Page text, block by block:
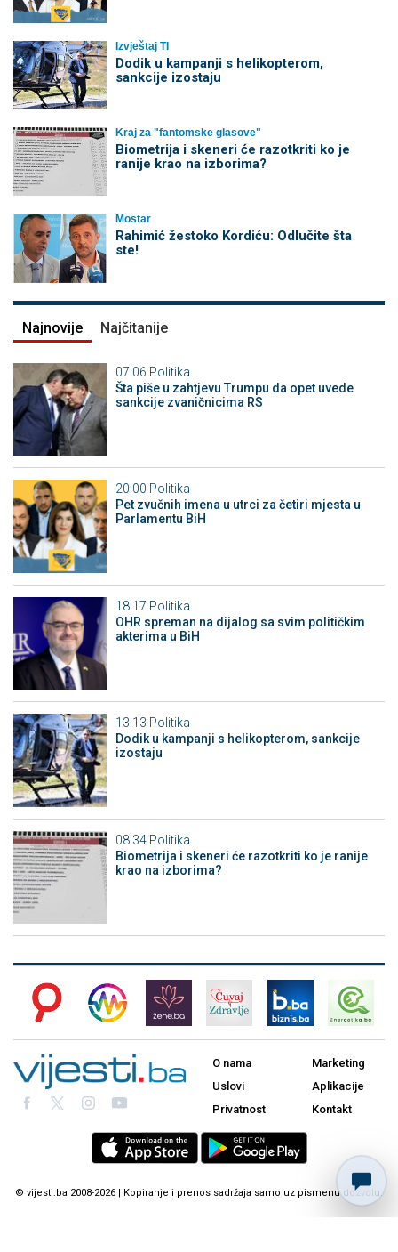
Izvještaj TI
Dodik u kampanji s helikopterom,
sankcije izostaju
Kraj za "fantomske glasove"
Biometrija i skeneri će razotkriti ko je
ranije krao na izborima?
Mostar
Rahimić žestoko Kordiću: Odlučite šta
ste!
Najnovije Najčitanije
07:06 Politika
Šta piše u zahtjevu Trumpu da opet uvede
sankcije zvaničnicima RS
20:00 Politika
Pet zvučnih imena u utrci za četiri mjesta u
Parlamentu BiH
18:17 Politika
OHR spreman na dijalog sa svim političkim
akterima u BiH
13:13 Politika
Dodik u kampanji s helikopterom, sankcije
izostaju
08:34 Politika
Biometrija i skeneri će razotkriti ko je ranije
krao na izborima?
O nama
Uslovi
Privatnost
Marketing
Aplikacije
Kontakt
© vijesti.ba 2008-2026 | Kopiranje i prenos sadržaja samo uz pismenu dozvolu.